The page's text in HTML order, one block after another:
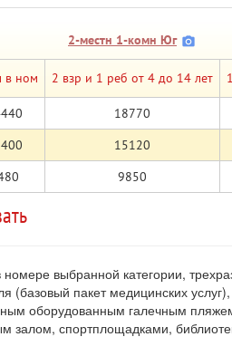
2-местн 1-комн Юг camera_alt
в ном 2 взр и 1 реб от 4 до 14 лет
18770
15120
9850
выбранной категории,
(базовый пакет медицинских
оборудованным галечным
залом, спортплощадками,